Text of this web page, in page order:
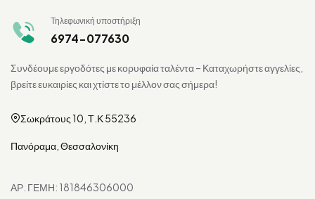
Τηλεφωνική υποστήριξη
6974-077630
Συνδέουμε εργοδότες με κορυφαία ταλέντα – Καταχωρήστε αγγελίες,
βρείτε ευκαιρίες και χτίστε το μέλλον σας σήμερα!
Σωκράτους 10, Τ.Κ 55236
Πανόραμα, Θεσσαλονίκη
ΑΡ. ΓΕΜΗ: 181846306000